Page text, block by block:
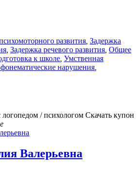
развития Задержка
Задержка речевого развития Общее
к школе Умственная
нарушения
Скачать купон
Валерьевна